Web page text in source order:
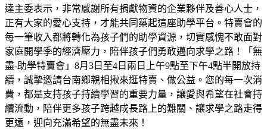
達主委表示，非常感謝所有捐獻物資的企業夥伴及善心人士，
正有大家的愛心支持，才能共同築起這座助學平台。特賣會的
每一筆收入都將轉化為孩子們的助學資源，切實感愧不敢面對
家庭開學季的經濟壓力，陪伴孩子們勇敢邁向求學之路！「無
盡-助學特賣會」8月3日至4日兩日上午9點至下午4點半開放持
續，誠摯邀請台南鄉親相揪來逛特賣、做公益。您的每一次消
費，都是支持孩子持續學習的重要力量，讓愛與希望在社會持
續流動，陪伴更多孩子跨越成長路上的難關、讓求學之路走得
更遠，迎向充滿希望的無盡未來！